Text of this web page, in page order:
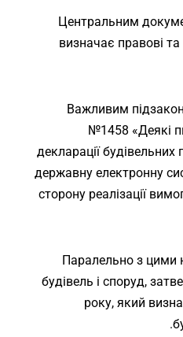
Центральним
визначає правові та
Важливим
№1458 «Деякі
декларації
державну електронну
сторону реалізації
Паралельно з цими
будівель і споруд,
року, який